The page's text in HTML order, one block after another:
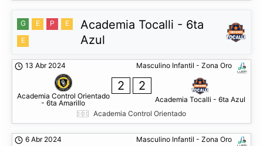
Academia Tocalli - 6ta
Azul
G E P
E
E
Masculino Infantil - Zona Oro
13 Abr 2024
Academia Control Orientado
- 6ta Amarillo
2 2
Academia Tocalli - 6ta Azul
Academia Control Orientado
Masculino Infantil - Zona Oro
6 Abr 2024